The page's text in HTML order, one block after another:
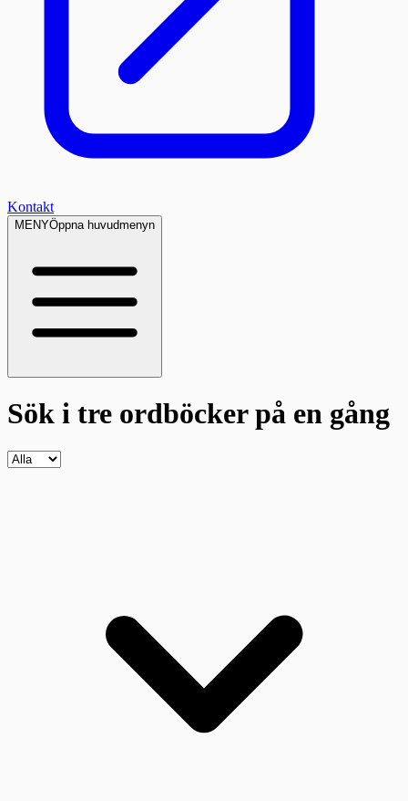
Kontakt
MENYÖppna huvudmenyn
Sök i tre ordböckerpå en gång